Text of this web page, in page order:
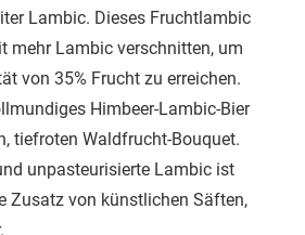
Lambic. Dieses Fruchtlambic
mehr Lambic verschnitten, um
von 35% Frucht zu erreichen.
Himbeer-Lambic-Bier
tiefroten Waldfrucht-Bouquet.
unpasteurisierte Lambic ist
Zusatz von künstlichen Säften,